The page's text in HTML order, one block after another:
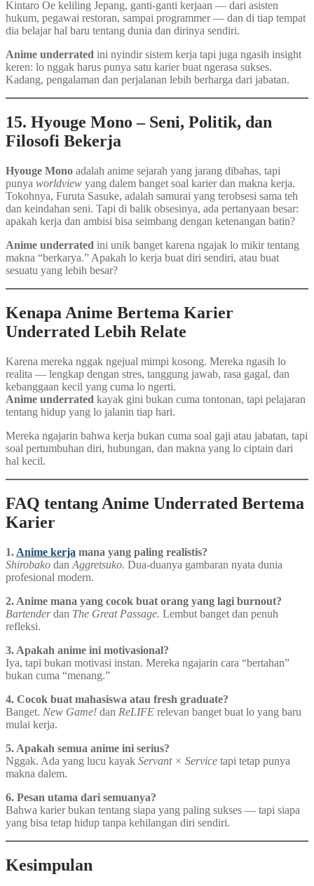
Kintaro Oe keliling Jepang, ganti-ganti kerjaan — dari asisten
hukum, pegawai restoran, sampai programmer — dan di tiap tempat
dia belajar hal baru tentang dunia dan dirinya sendiri.
Anime underrated ini nyindir sistem kerja tapi juga ngasih insight
keren: lo nggak harus punya satu karier buat ngerasa sukses.
Kadang, pengalaman dan perjalanan lebih berharga dari jabatan.
15. Hyouge Mono – Seni, Politik, dan
Filosofi Bekerja
Hyouge Mono adalah anime sejarah yang jarang dibahas, tapi
punya worldview yang dalem banget soal karier dan makna kerja.
Tokohnya, Furuta Sasuke, adalah samurai yang terobsesi sama teh
dan keindahan seni. Tapi di balik obsesinya, ada pertanyaan besar:
apakah kerja dan ambisi bisa seimbang dengan ketenangan batin?
Anime underrated ini unik banget karena ngajak lo mikir tentang
makna “berkarya.” Apakah lo kerja buat diri sendiri, atau buat
sesuatu yang lebih besar?
Kenapa Anime Bertema Karier
Underrated Lebih Relate
Karena mereka nggak ngejual mimpi kosong. Mereka ngasih lo
realita — lengkap dengan stres, tanggung jawab, rasa gagal, dan
kebanggaan kecil yang cuma lo ngerti.
Anime underrated kayak gini bukan cuma tontonan, tapi pelajaran
tentang hidup yang lo jalanin tiap hari.
Mereka ngajarin bahwa kerja bukan cuma soal gaji atau jabatan, tapi
soal pertumbuhan diri, hubungan, dan makna yang lo ciptain dari
hal kecil.
FAQ tentang Anime Underrated Bertema
Karier
1. Anime kerja mana yang paling realistis?
Shirobako dan Aggretsuko. Dua-duanya gambaran nyata dunia
profesional modern.
2. Anime mana yang cocok buat orang yang lagi burnout?
Bartenderdan The Great Passage. Lembut banget dan penuh
refleksi.
3. Apakah anime ini motivasional?
Iya, tapi bukan motivasi instan. Mereka ngajarin cara “bertahan”
bukan cuma “menang.”
4. Cocok buat mahasiswa atau fresh graduate?
Banget. New Game! dan ReLIFE relevan banget buat lo yang baru
mulai kerja.
5. Apakah semua anime ini serius?
Nggak. Ada yang lucu kayak Servant × Service tapi tetap punya
makna dalem.
6. Pesan utama dari semuanya?
Bahwa karier bukan tentang siapa yang paling sukses — tapi siapa
yang bisa tetap hidup tanpa kehilangan diri sendiri.
Kesimpulan